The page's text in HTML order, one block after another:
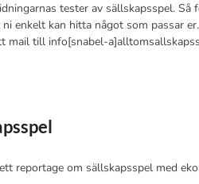
tester av sällskapsspel.
enkelt kan hitta något som passar
mail till info[snabel-
reportage om sällskapsspel med